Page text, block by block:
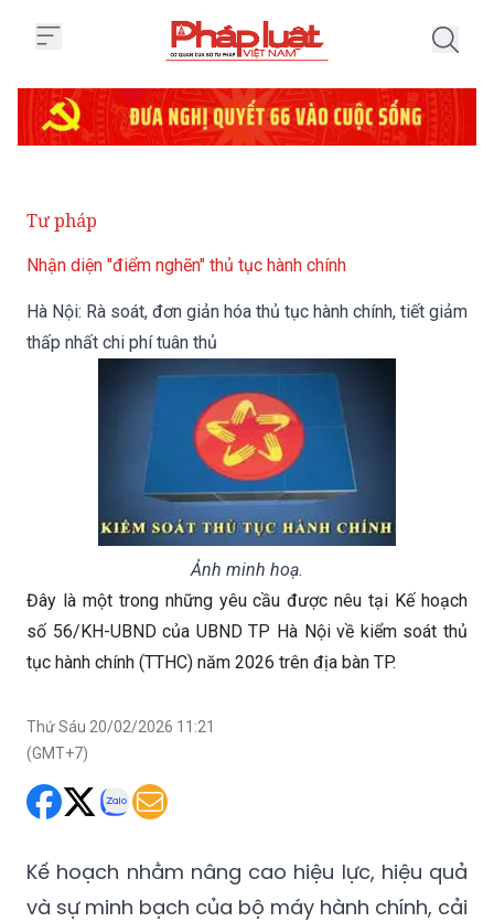
Tư pháp
Nhận diện "điểm nghẽn" thủ tục hành chính
Hà Nội: Rà soát, đơn giản hóa thủ tục hành chính, tiết giảm
thấp nhất chi phí tuân thủ
Ảnh minh hoạ.
Đây là một trong những yêu cầu được nêu tại Kế hoạch
số 56/KH-UBND của UBND TP Hà Nội về kiểm soát thủ
tục hành chính (TTHC) năm 2026 trên địa bàn TP.
Thứ Sáu 20/02/2026 11:21
(GMT+7)
Kế hoạch nhằm nâng cao hiệu lực, hiệu quả
và sự minh bạch của bộ máy hành chính, cải